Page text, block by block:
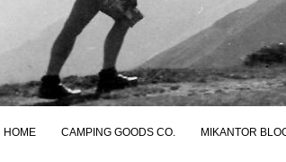
HOME CAMPING GOODS CO. MIKANTOR